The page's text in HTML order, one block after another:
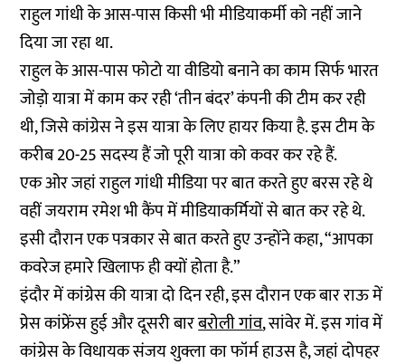
राहुल गांधी के आस-पास किसी भी मीडियाकर्मी को नहीं जाने
दिया जा रहा था.
राहुल के आस-पास फोटो या वीडियो बनाने का काम सिर्फ भारत
जोड़ो यात्रा में काम कर रही ‘तीन बंदर’ कंपनी की टीम कर रही
थी, जिसे कांग्रेस ने इस यात्रा के लिए हायर किया है. इस टीम के
करीब 20-25 सदस्य हैं जो पूरी यात्रा को कवर कर रहे हैं.
एक ओर जहां राहुल गांधी मीडिया पर बात करते हुए बरस रहे थे
वहीं जयराम रमेश भी कैंप में मीडियाकर्मियों से बात कर रहे थे.
इसी दौरान एक पत्रकार से बात करते हुए उन्होंने कहा, “आपका
कवरेज हमारे खिलाफ ही क्यों होता है.”
इंदौर में कांग्रेस की यात्रा दो दिन रही, इस दौरान एक बार राऊ में
प्रेस कांफ्रेंस हुई और दूसरी बारबरोली गांव, सांवेर में. इस गांव में
कांग्रेस के विधायक संजय शुक्ला का फॉर्म हाउस है, जहां दोपहर